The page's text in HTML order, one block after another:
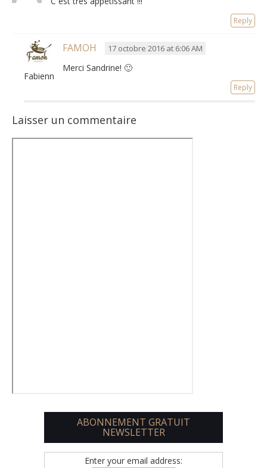
Reply
Fabienne
FAMOH 17 octobre 2016 at 6:06 AM
Merci Sandrine! 🙂
Reply
Laisser un commentaire
ABONNEMENT GRATUIT
NEWSLETTER
Enter your email address: